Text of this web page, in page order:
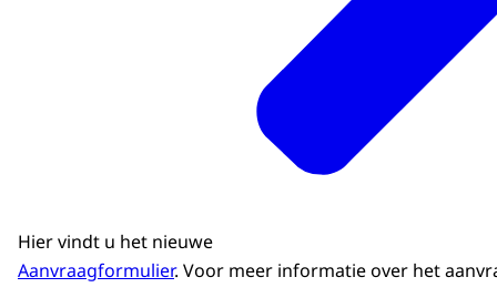
Hier vindt u het nieuwe
Aanvraagformulier. Voor meer informatie over het